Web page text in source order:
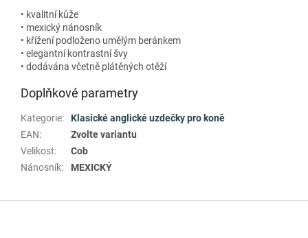
• kvalitní kůže
• mexický nánosník
• křížení podloženo umělým beránkem
• elegantní kontrastní švy
• dodávána včetně plátěných otěží
Doplňkové parametry
Kategorie:
Klasické anglické uzdečky pro koně
EAN:
Zvolte variantu
Velikost:
Cob
Nánosník: MEXICKÝ